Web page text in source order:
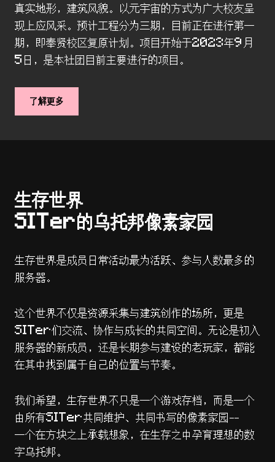
真实地形，建筑风貌。以元宇宙的方式为广大校友呈
现上应风采。预计工程分为三期，目前正在进行第一
期，即奉贤校区复原计划。项目开始于2023年9月
5日，是本社团目前主要进行的项目。
了解更多
生存世界
SITer的乌托邦像素家园
生存世界是成员日常活动最为活跃、参与人数最多的
服务器。
这个世界不仅是资源采集与建筑创作的场所，更是
SITer们交流、协作与成长的共同空间。无论是初入
服务器的新成员，还是长期参与建设的老玩家，都能
在其中找到属于自己的位置与节奏。
我们希望，生存世界不只是一个游戏存档，而是一个
由所有SITer共同维护、共同书写的像素家园——
一个在方块之上承载想象，在生存之中孕育理想的数
字乌托邦。